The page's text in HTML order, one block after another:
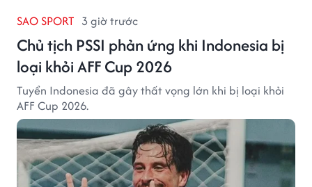
SAO SPORT 3 giờ trước
Chủ tịch PSSI phản ứng khi Indonesia bị
loại khỏi AFF Cup 2026
Tuyển Indonesia đã gây thất vọng lớn khi bị loại khỏi
AFF Cup 2026.